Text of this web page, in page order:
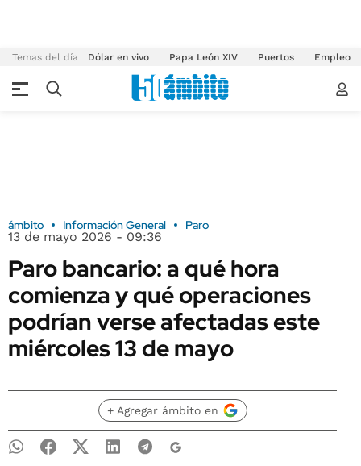
Temas del día Dólar en vivo Papa León XIV Puertos Empleo
ámbito Información General Paro
13 de mayo 2026 - 09:36
Paro bancario: a qué hora
comienza y qué operaciones
podrían verse afectadas este
miércoles 13 de mayo
+ Agregar ámbito en